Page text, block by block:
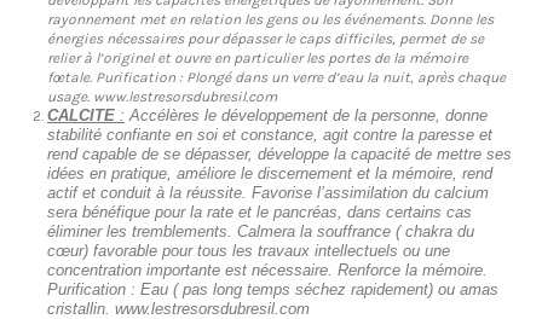
rayonnement met en relation les gens ou les événements. Donne les
énergies nécessaires pour dépasser le caps difficiles, permet de se
relier à l’originel et ouvre en particulier les portes de la mémoire
fœtale. Purification : Plongé dans un verre d’eau la nuit, après chaque
usage. www.lestresorsdubresil.com
CALCITE : Accélères le développement de la personne, donne
stabilité confiante en soi et constance, agit contre la paresse et
rend capable de se dépasser, développe la capacité de mettre ses
idées en pratique, améliore le discernement et la mémoire, rend
actif et conduit à la réussite. Favorise l’assimilation du calcium
sera bénéfique pour la rate et le pancréas, dans certains cas
éliminer les tremblements. Calmera la souffrance ( chakra du
cœur) favorable pour tous les travaux intellectuels ou une
concentration importante est nécessaire. Renforce la mémoire.
Purification : Eau ( pas long temps séchez rapidement) ou amas
cristallin. www.lestresorsdubresil.com